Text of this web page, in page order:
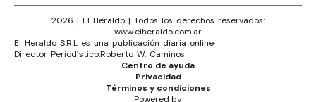
2026 | El Heraldo | Todos los derechos reservados:
www.elheraldo.com.ar
El Heraldo S.R.L es una publicación diaria online·
Director Periodístico:Roberto W. Caminos
Términos y condiciones
Privacidad
Centro de ayuda
Powered by